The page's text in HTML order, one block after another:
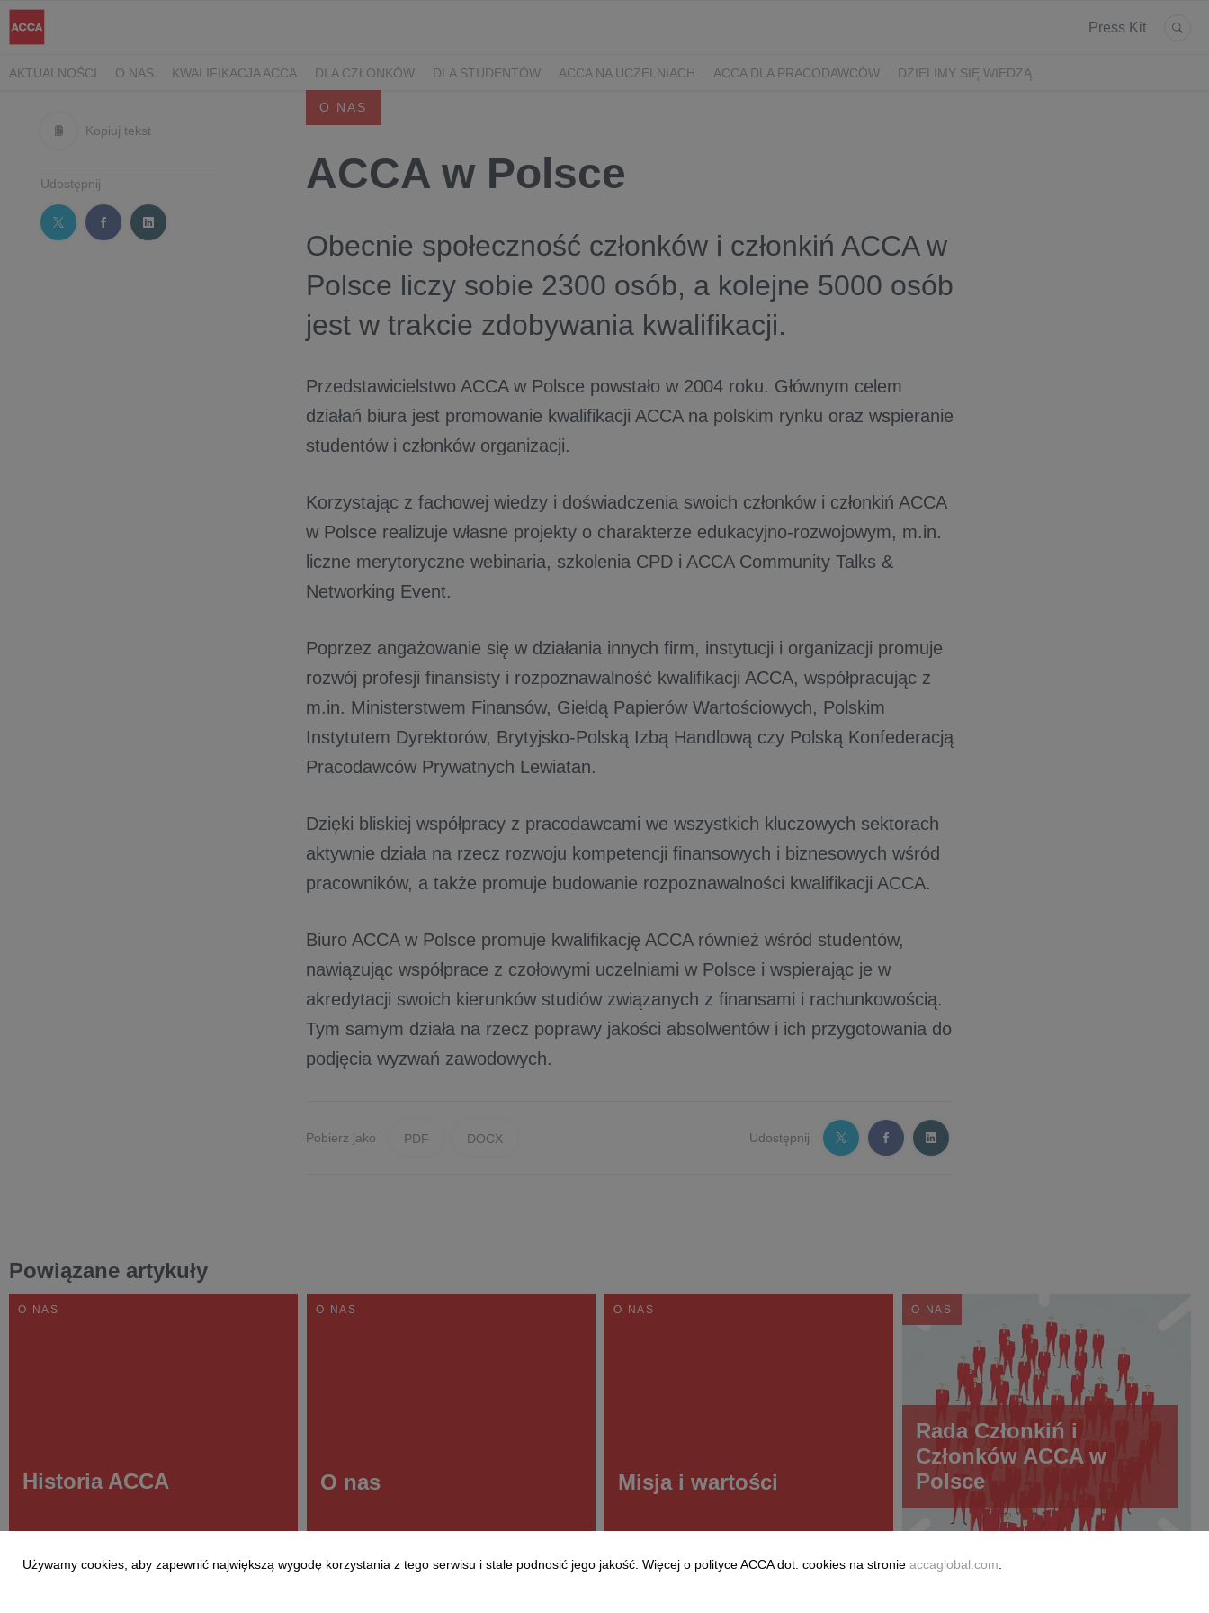
Press Kit
AKTUALNOŚCI O NAS KWALIFIKACJA ACCA DLA CZŁONKÓW DLA STUDENTÓW ACCA NA UCZELNIACH ACCA DLA PRACODAWCÓW DZIELIMY SIĘ WIEDZĄ
Kopiuj tekst
Udostępnij
O NAS
ACCA w Polsce
Obecnie społeczność członków i członkiń ACCA w
Polsce liczy sobie 2300 osób, a kolejne 5000 osób
jest w trakcie zdobywania kwalifikacji.
Przedstawicielstwo ACCA w Polsce powstało w 2004 roku. Głównym celem
działań biura jest promowanie kwalifikacji ACCA na polskim rynku oraz wspieranie
studentów i członków organizacji.
Korzystając z fachowej wiedzy i doświadczenia swoich członków i członkiń ACCA
w Polsce realizuje własne projekty o charakterze edukacyjno-rozwojowym, m.in.
liczne merytoryczne webinaria, szkolenia CPD i ACCA Community Talks &
Networking Event.
Poprzez angażowanie się w działania innych firm, instytucji i organizacji promuje
rozwój profesji finansisty i rozpoznawalność kwalifikacji ACCA, współpracując z
m.in. Ministerstwem Finansów, Giełdą Papierów Wartościowych, Polskim
Instytutem Dyrektorów, Brytyjsko-Polską Izbą Handlową czy Polską Konfederacją
Pracodawców Prywatnych Lewiatan.
Dzięki bliskiej współpracy z pracodawcami we wszystkich kluczowych sektorach
aktywnie działa na rzecz rozwoju kompetencji finansowych i biznesowych wśród
pracowników, a także promuje budowanie rozpoznawalności kwalifikacji ACCA.
Biuro ACCA w Polsce promuje kwalifikację ACCA również wśród studentów,
nawiązując współprace z czołowymi uczelniami w Polsce i wspierając je w
akredytacji swoich kierunków studiów związanych z finansami i rachunkowością.
Tym samym działa na rzecz poprawy jakości absolwentów i ich przygotowania do
podjęcia wyzwań zawodowych.
Pobierz jako PDF DOCX Udostępnij
Powiązane artykuły
O NAS
Historia ACCA
O NAS
O nas
O NAS
Misja i wartości
O NAS
Rada Członkiń i
Członków ACCA w
Polsce
Używamy cookies, aby zapewnić największą wygodę korzystania z tego serwisu i stale podnosić jego jakość. Więcej o polityce ACCA dot. cookies na stronie accaglobal.com